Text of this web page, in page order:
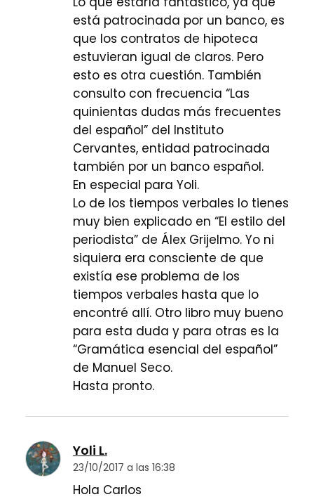
está patrocinada por un banco, es
que los contratos de hipoteca
estuvieran igual de claros. Pero
esto es otra cuestión. También
consulto con frecuencia “Las
quinientas dudas más frecuentes
del español” del Instituto
Cervantes, entidad patrocinada
también por un banco español.
En especial para Yoli.
Lo de los tiempos verbales lo tienes
muy bien explicado en “El estilo del
periodista” de Álex Grijelmo. Yo ni
siquiera era consciente de que
existía ese problema de los
tiempos verbales hasta que lo
encontré allí. Otro libro muy bueno
para esta duda y para otras es la
“Gramática esencial del español”
de Manuel Seco.
Hasta pronto.
Yoli L.
23/10/2017 a las 16:38
Hola Carlos